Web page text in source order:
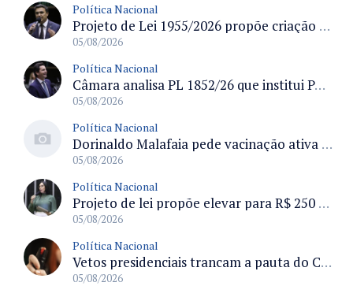
Política Nacional
Projeto de Lei 1955/2026 propõe criação de geração livre de fumo ao restringir venda de vapes a nascidos desde 1º de janeiro de 2009
05/08/2026
Política Nacional
Câmara analisa PL 1852/26 que institui Política Nacional de Gestão de Desempenho e Eficiência para servidores públicos
05/08/2026
Política Nacional
Dorinaldo Malafaia pede vacinação ativa ao Ministério da Saúde para reverter queda na cobertura vacinal no Brasil
05/08/2026
Política Nacional
Projeto de lei propõe elevar para R$ 250 mil limite de isenção do IPI para pessoas com deficiência e autismo
05/08/2026
Política Nacional
Vetos presidenciais trancam a pauta do Congresso com 87 itens pendentes e incluem trechos do Orçamento de 2026
05/08/2026